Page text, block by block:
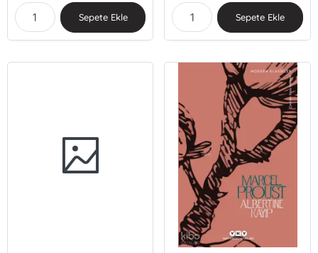
Sepete Ekle Sepete Ekle